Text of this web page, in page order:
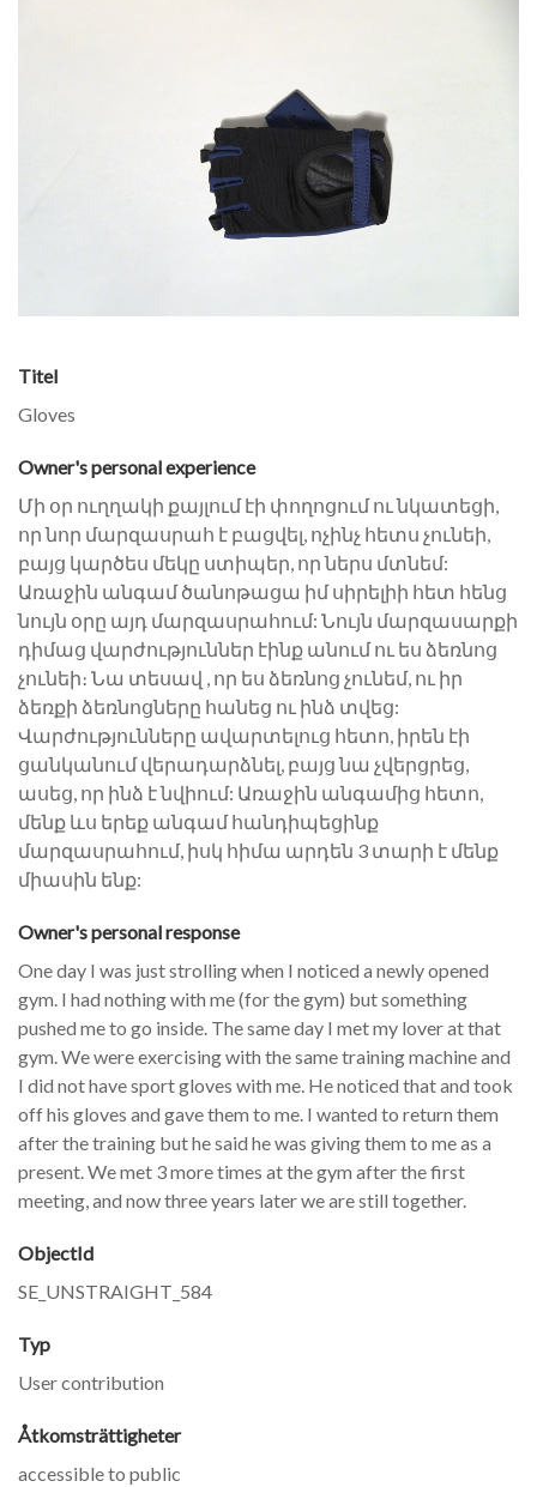
Titel
Gloves
Owner's personal experience
Մի օր ուղղակի քայլում էի փողոցում ու նկատեցի,
որ նոր մարզասրահ է բացվել, ոչինչ հետս չունեի,
բայց կարծես մեկը ստիպեր, որ ներս մտնեմ:
Առաջին անգամ ծանոթացա իմ սիրելիի հետ հենց
նույն օրը այդ մարզասրահում: Նույն մարզասարքի
դիմաց վարժություններ էինք անում ու ես ձեռնոց
չունեի։ Նա տեսավ , որ ես ձեռնոց չունեմ, ու իր
ձեռքի ձեռնոցները հանեց ու ինձ տվեց:
Վարժությունները ավարտելուց հետո, իրեն էի
ցանկանում վերադարձնել, բայց նա չվերցրեց,
ասեց, որ ինձ է նվիում: Առաջին անգամից հետո,
մենք ևս երեք անգամ հանդիպեցինք
մարզասրահում, իսկ հիմա արդեն 3 տարի է մենք
միասին ենք:
Owner's personal response
One day I was just strolling when I noticed a newly opened
gym. I had nothing with me (for the gym) but something
pushed me to go inside. The same day I met my lover at that
gym. We were exercising with the same training machine and
I did not have sport gloves with me. He noticed that and took
off his gloves and gave them to me. I wanted to return them
after the training but he said he was giving them to me as a
present. We met 3 more times at the gym after the first
meeting, and now three years later we are still together.
ObjectId
SE_UNSTRAIGHT_584
Typ
User contribution
Åtkomsträttigheter
accessible to public